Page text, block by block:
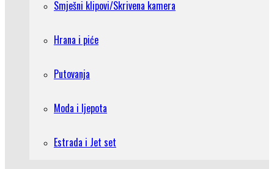
Smješni klipovi/Skrivena kamera
Hrana i piće
Putovanja
Moda i ljepota
Estrada i Jet set